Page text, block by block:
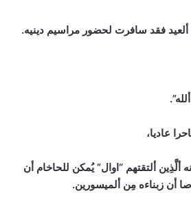
ألعيد فقد سافرت لحضور مراسيم دينيه.
عاديا،
ألتقتهم “اوال” يُمكن للحاخام أن
أن زبناءه مِن ألميسورين.